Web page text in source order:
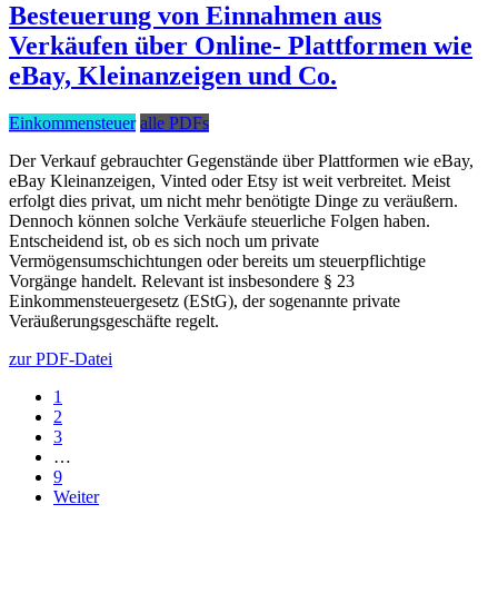
Besteuerung von Einnahmen aus
Verkäufen über Online- Plattformen wie
eBay, Kleinanzeigen und Co.
Einkommensteuer alle PDFs
Der Verkauf gebrauchter Gegenstände über Plattformen wie eBay,
eBay Kleinanzeigen, Vinted oder Etsy ist weit verbreitet. Meist
erfolgt dies privat, um nicht mehr benötigte Dinge zu veräußern.
Dennoch können solche Verkäufe steuerliche Folgen haben.
Entscheidend ist, ob es sich noch um private
Vermögensumschichtungen oder bereits um steuerpflichtige
Vorgänge handelt. Relevant ist insbesondere § 23
Einkommensteuergesetz (EStG), der sogenannte private
Veräußerungsgeschäfte regelt.
zur PDF-Datei
1
2
3
…
9
Weiter